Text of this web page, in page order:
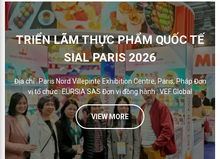
TRIỂN LÃM THỰC PHẨM QUỐC TẾ
SIAL PARIS 2026
Địa chỉ : Paris Nord Villepinte Exhibition Centre, Paris, Pháp Đơn
vị tổ chức : EURSIA SAS Đơn vị đồng hành : VEF Global
VIEW MORE